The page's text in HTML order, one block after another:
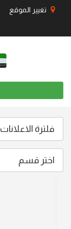
تغيير الموقع
فلترة الاعلانات
اختر قسم